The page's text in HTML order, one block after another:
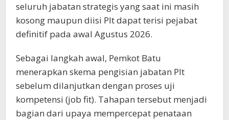
seluruh jabatan strategis yang saat ini masih
kosong maupun diisi Plt dapat terisi pejabat
definitif pada awal Agustus 2026.
Sebagai langkah awal, Pemkot Batu
menerapkan skema pengisian jabatan Plt
sebelum dilanjutkan dengan proses uji
kompetensi (job fit). Tahapan tersebut menjadi
bagian dari upaya mempercepat penataan